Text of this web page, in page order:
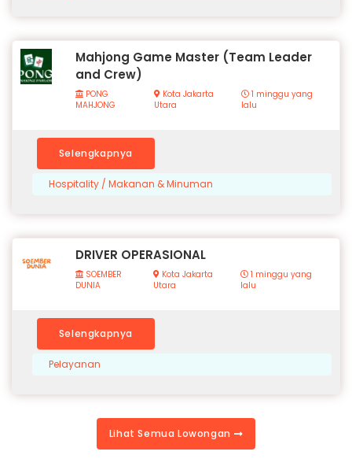
Mahjong Game Master (Team Leader
and Crew)
PONG
MAHJONG
Kota Jakarta
Utara
1 minggu yang
lalu
Selengkapnya
Hospitality / Makanan & Minuman
DRIVER OPERASIONAL
SOEMBER
DUNIA
Kota Jakarta
Utara
1 minggu yang
lalu
Selengkapnya
Pelayanan
Lihat Semua Lowongan